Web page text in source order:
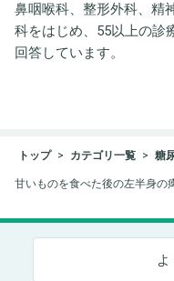
鼻咽喉科、整形外科、精
科をはじめ、55以上の診
回答しています。
トップ カテゴリ一覧 糖
甘いものを食べた後の左半身の